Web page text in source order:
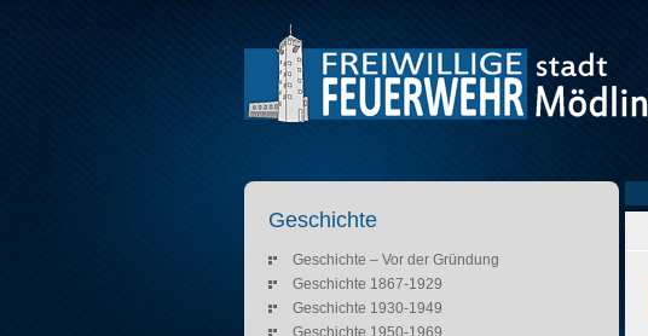
Geschichte
Geschichte – Vor der Gründung
Geschichte 1867-1929
Geschichte 1930-1949
Geschichte 1950-1969